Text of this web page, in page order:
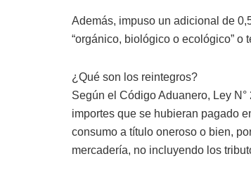
Además, impuso un adicional de
“orgánico, biológico o ecológico” o
¿Qué son los reintegros?
Según el Código Aduanero, Ley
importes que se hubieran pagado
consumo a título oneroso o bien,
mercadería, no incluyendo los